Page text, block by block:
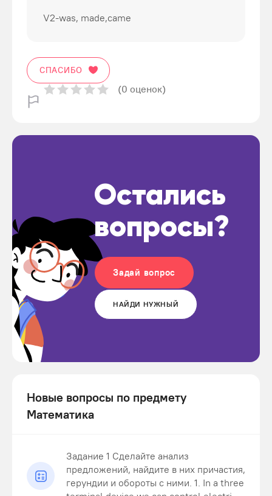
V2-was, made,came
СПАСИБО
(0 оценок)
Остались
вопросы?
Задай вопрос
НАЙДИ НУЖНЫЙ
Новые вопросы по предмету
Математика
Задание 1 Сделайте анализ
предложений, найдите в них причастия,
герундии и обороты с ними. 1. In a three